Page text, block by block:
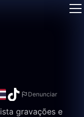
Denunciar
gravações e